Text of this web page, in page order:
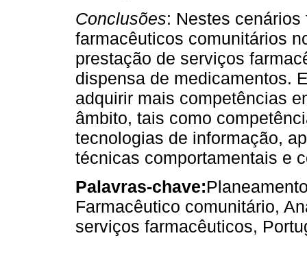
Conclusões: Nestes
farmacêuticos comunitários
prestação de serviços
dispensa de medicamentos.
adquirir mais competências
âmbito, tais como
tecnologias de informação,
técnicas comportamentais e
Palavras-chave:
Farmacêutico comunitário,
serviços farmacêuticos,